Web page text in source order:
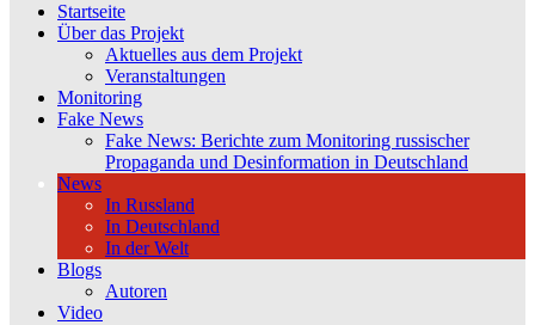
Startseite
Über das Projekt
Aktuelles aus dem Projekt
Veranstaltungen
Monitoring
Fake News
Fake News: Berichte zum Monitoring russischer
Propaganda und Desinformation in Deutschland
News
In Russland
In Deutschland
In der Welt
Blogs
Autoren
Video